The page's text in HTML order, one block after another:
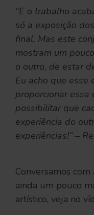
“E o trabalho
só a exposição
final. Mas este
mostram um
o outro, de estar
Eu acho que esse
proporcionar essa
possibilitar que
experiência do
experiências!” –
Conversamos
ainda um pouco
artístico, veja no